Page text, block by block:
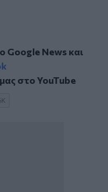
Google Newsκαι
στοYouTube